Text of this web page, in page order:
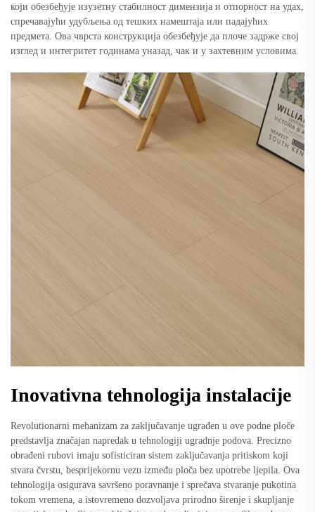
који обезбеђује изузетну стабилност димензија и отпорност на удах,
спречавајући удубљења од тешких намештаја или падајућих
предмета. Ова чврста конструкција обезбеђује да плоче задрже свој
изглед и интегритет годинама уназад, чак и у захтевним условима.
Inovativna tehnologija instalacije
Revolutionarni mehanizam za zaključavanje ugrađen u ove podne ploče
predstavlja značajan napredak u tehnologiji ugradnje podova. Precizno
obrađeni rubovi imaju sofisticiran sistem zaključavanja pritiskom koji
stvara čvrstu, besprijekornu vezu između ploča bez upotrebe ljepila. Ova
tehnologija osigurava savršeno poravnanje i sprečava stvaranje pukotina
tokom vremena, a istovremeno dozvoljava prirodno širenje i skupljanje